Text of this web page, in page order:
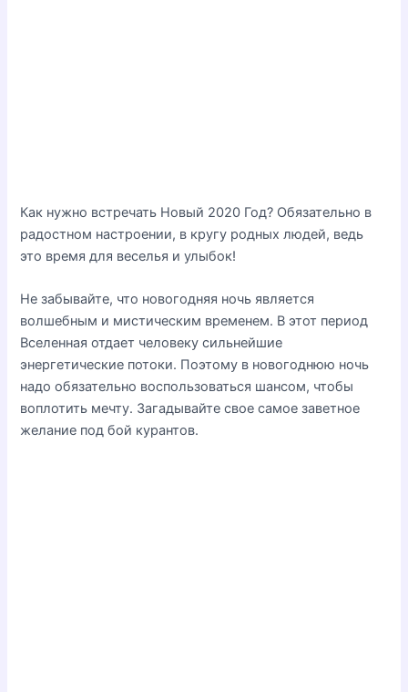
Как нужно встречать Новый 2020 Год? Обязательно в
радостном настроении, в кругу родных людей, ведь
это время для веселья и улыбок!
Не забывайте, что новогодняя ночь является
волшебным и мистическим временем. В этот период
Вселенная отдает человеку сильнейшие
энергетические потоки. Поэтому в новогоднюю ночь
надо обязательно воспользоваться шансом, чтобы
воплотить мечту. Загадывайте свое самое заветное
желание под бой курантов.